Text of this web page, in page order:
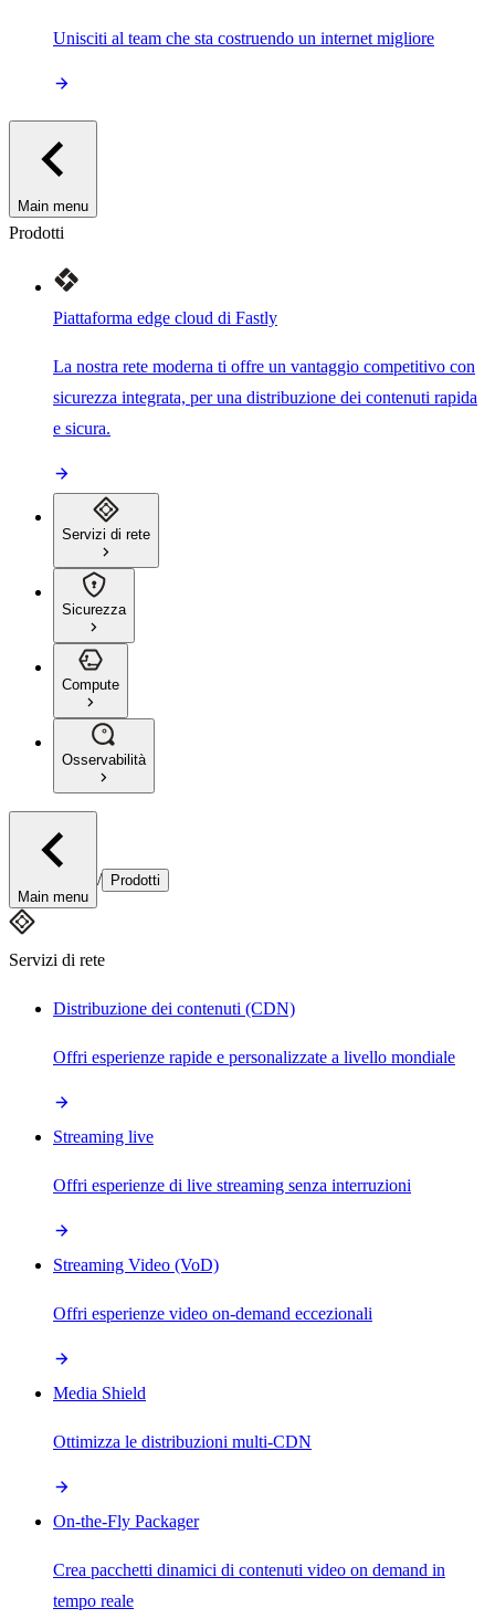
Unisciti al team che sta costruendo un internet migliore
Main menu
Prodotti
Piattaforma edge cloud di Fastly
La nostra rete moderna ti offre un vantaggio competitivo con
sicurezza integrata, per una distribuzione dei contenuti rapida
e sicura.
Servizi di rete
Sicurezza
Compute
Osservabilità
Main menu
/ Prodotti
Servizi di rete
Distribuzione dei contenuti (CDN)
Offri esperienze rapide e personalizzate a livello mondiale
Streaming live
Offri esperienze di live streaming senza interruzioni
Streaming Video (VoD)
Offri esperienze video on-demand eccezionali
Media Shield
Ottimizza le distribuzioni multi-CDN
On-the-Fly Packager
Crea pacchetti dinamici di contenuti video on demand in
tempo reale